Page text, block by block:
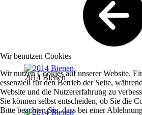
2014 Bienen
Wir benutzen Cookies
Wir nutzen Cookies auf unserer Website.
essenziell für den Betrieb der Seite,
Website und die Nutzererfahrung zu
Sie können selbst entscheiden, ob Sie die
Bitte beachten Sie, dass bei einer